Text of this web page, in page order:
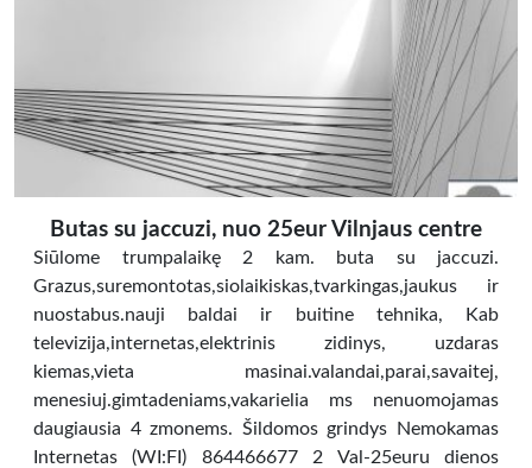
Butas su jaccuzi, nuo 25eur Vilnjaus centre
Siūlome trumpalaikę 2 kam. buta su jaccuzi.
Grazus,suremontotas,siolaikiskas,tvarkingas,jaukus ir
nuostabus.nauji baldai ir buitine tehnika, Kab
televizija,internetas,elektrinis zidinys, uzdaras
kiemas,vieta masinai.valandai,parai,savaitej,
menesiuj.gimtadeniams,vakarielia ms nenuomojamas
daugiausia 4 zmonems. Šildomos grindys Nemokamas
Internetas (WI:FI) 864466677 2 Val-25euru dienos